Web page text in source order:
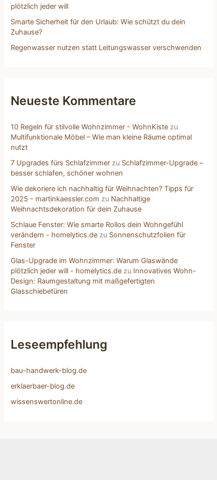
plötzlich jeder will
Smarte Sicherheit für den Urlaub: Wie schützt du dein
Zuhause?
Regenwasser nutzen statt Leitungswasser verschwenden
Neueste Kommentare
10 Regeln für stilvolle Wohnzimmer - WohnKiste zu
Multifunktionale Möbel – Wie man kleine Räume optimal
nutzt
7 Upgrades fürs Schlafzimmer zu Schlafzimmer-Upgrade –
besser schlafen, schöner wohnen
Wie dekoriere ich nachhaltig für Weihnachten? Tipps für
2025 - martinkaessler.com zu Nachhaltige
Weihnachtsdekoration für dein Zuhause
Schlaue Fenster: Wie smarte Rollos dein Wohngefühl
verändern - homelytics.de zu Sonnenschutzfolien für
Fenster
Glas-Upgrade im Wohnzimmer: Warum Glaswände
plötzlich jeder will - homelytics.de zu Innovatives Wohn-
Design: Raumgestaltung mit maßgefertigten
Glasschiebetüren
Leseempfehlung
bau-handwerk-blog.de
erklaerbaer-blog.de
wissenswertonline.de